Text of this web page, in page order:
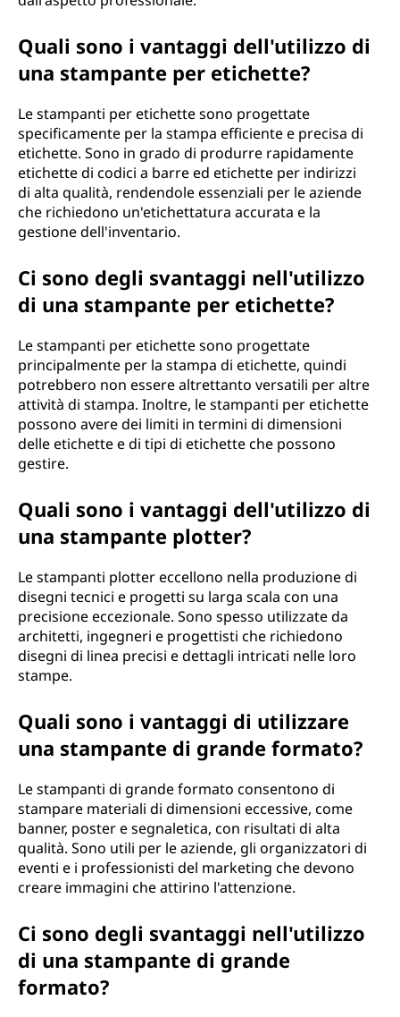
Quali sono i vantaggi dell'utilizzo di
una stampante per etichette?
Le stampanti per etichette sono progettate
specificamente per la stampa efficiente e precisa di
etichette. Sono in grado di produrre rapidamente
etichette di codici a barre ed etichette per indirizzi
di alta qualità, rendendole essenziali per le aziende
che richiedono un'etichettatura accurata e la
gestione dell'inventario.
Ci sono degli svantaggi nell'utilizzo
di una stampante per etichette?
Le stampanti per etichette sono progettate
principalmente per la stampa di etichette, quindi
potrebbero non essere altrettanto versatili per altre
attività di stampa. Inoltre, le stampanti per etichette
possono avere dei limiti in termini di dimensioni
delle etichette e di tipi di etichette che possono
gestire.
Quali sono i vantaggi dell'utilizzo di
una stampante plotter?
Le stampanti plotter eccellono nella produzione di
disegni tecnici e progetti su larga scala con una
precisione eccezionale. Sono spesso utilizzate da
architetti, ingegneri e progettisti che richiedono
disegni di linea precisi e dettagli intricati nelle loro
stampe.
Quali sono i vantaggi di utilizzare
una stampante di grande formato?
Le stampanti di grande formato consentono di
stampare materiali di dimensioni eccessive, come
banner, poster e segnaletica, con risultati di alta
qualità. Sono utili per le aziende, gli organizzatori di
eventi e i professionisti del marketing che devono
creare immagini che attirino l'attenzione.
Ci sono degli svantaggi nell'utilizzo
di una stampante di grande
formato?